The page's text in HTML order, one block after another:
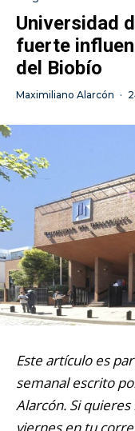
Universidad
fuerte
del Biobío
Maximiliano Alarcón ·
Este artículo es
semanal escrito
Alarcón. Si